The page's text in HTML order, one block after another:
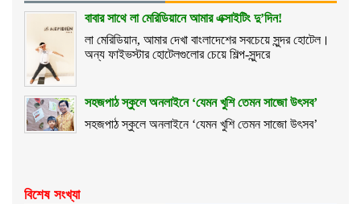
বাবার সাথে লা মেরিডিয়ানে আমার এক্সাইটিং দু’দিন!
লা মেরিডিয়ান, আমার দেখা বাংলাদেশের সবচেয়ে সুন্দর হোটেল।
অন্য ফাইভস্টার হোটেলগুলোর চেয়ে শিল্প-সুন্দরে
সহজপাঠ স্কুলে অনলাইনে ‘যেমন খুশি তেমন সাজো উৎসব’
সহজপাঠ স্কুলে অনলাইনে ‘যেমন খুশি তেমন সাজো উৎসব’
বিশেষ সংখ্যা